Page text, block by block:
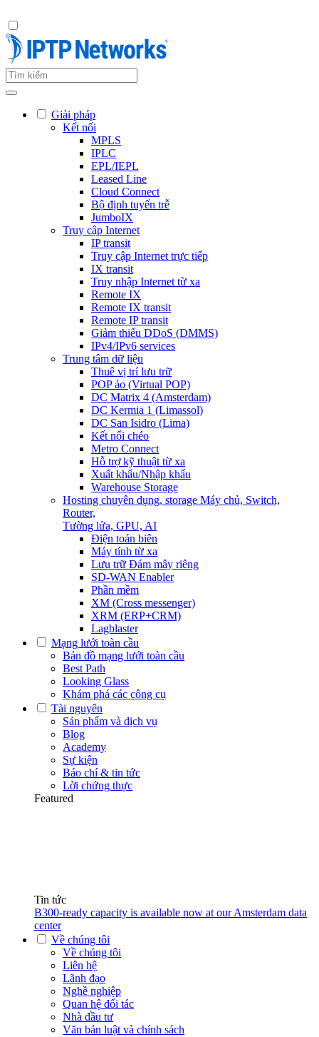
Giải pháp
Kết nối
MPLS
IPLC
EPL/IEPL
Leased Line
Cloud Connect
Bộ định tuyến trễ
JumboIX
Truy cập Internet
IP transit
Truy cập Internet trực tiếp
IX transit
Truy nhập Internet từ xa
Remote IX
Remote IX transit
Remote IP transit
Giảm thiểu DDoS (DMMS)
IPv4/IPv6 services
Trung tâm dữ liệu
Thuê vị trí lưu trữ
POP ảo (Virtual POP)
DC Matrix 4 (Amsterdam)
DC Kermia 1 (Limassol)
DC San Isidro (Lima)
Kết nối chéo
Metro Connect
Hỗ trợ kỹ thuật từ xa
Xuất khẩu/Nhập khẩu
Warehouse Storage
Hosting chuyên dụng, storage Máy chủ, Switch,
Router,
Tường lửa, GPU, AI
Điện toán biên
Máy tính từ xa
Lưu trữ Đám mây riêng
SD-WAN Enabler
Phần mềm
XM (Cross messenger)
XRM (ERP+CRM)
Lagblaster
Mạng lưới toàn cầu
Bản đồ mạng lưới toàn cầu
Best Path
Looking Glass
Khám phá các công cụ
Tài nguyên
Sản phẩm và dịch vụ
Blog
Academy
Sự kiện
Báo chí & tin tức
Lời chứng thực
Featured
Tin tức
B300-ready capacity is available now at our Amsterdam data
center
Về chúng tôi
Về chúng tôi
Liên hệ
Lãnh đạo
Nghề nghiệp
Quan hệ đối tác
Nhà đầu tư
Văn bản luật và chính sách